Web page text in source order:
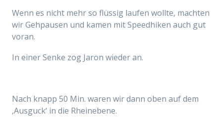
Wenn es nicht mehr so flüssig laufen wollte, machten
wir Gehpausen und kamen mit Speedhiken auch gut
voran.
In einer Senke zog Jaron wieder an.
Nach knapp 50 Min. waren wir dann oben auf dem
‚Ausguck‘ in die Rheinebene.